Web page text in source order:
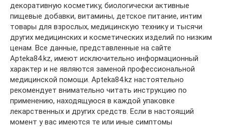
декоративную косметику, биологически активные
пищевые добавки, витамины, детское питание, интим
товары для взрослых, медицинскую технику и тысячи
других медицинских и косметических изделий по низким
ценам. Все данные, представленные на сайте
Apteka84.kz, имеют исключительно информационный
характер и не являются заменой профессиональной
медицинской помощи. Apteka84.kz настоятельно
рекомендует внимательно читать инструкцию по
применению, находящуюся в каждой упаковке
лекарственных и других средств. Если в настоящий
момент у вас имеются те или иные симптомы